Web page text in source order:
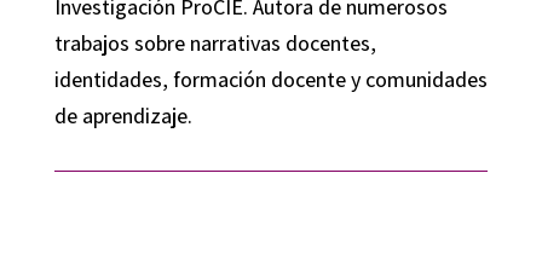
Investigación ProCIE. Autora de numerosos
trabajos sobre narrativas docentes,
identidades, formación docente y comunidades
de aprendizaje.